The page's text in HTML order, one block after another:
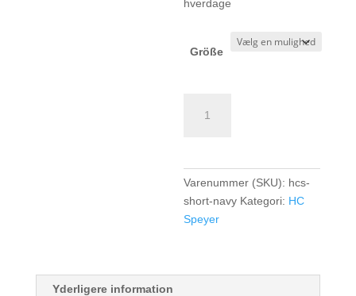
hverdage
Größe
Short
navy
Varenummer (SKU): hcs-
short-navy Kategori: HC
Speyer
Yderligere information